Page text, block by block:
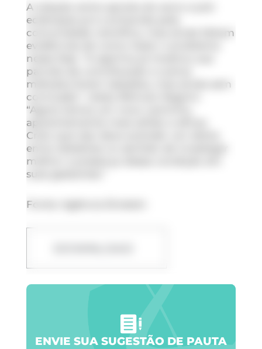
A relação entre apneia do sono e pré-
eclâmpsia já é conhecida pela
comunidade científica, mas ainda faltam
evidências de como tratar o problema
nessa fase. “A aspirina já mostrou sua
parcela de contribuição e outros
métodos foram testados, mas ainda sem
conclusão”, relata Rômulo Negrini.
“Agora temos um novo caminho,
aparentemente mais sólido e eficaz.
Creio que isso deva acender um alerta
entre obstetras no sentido de investigar
melhor a presença dessa condição em
suas gestantes.”
Fonte: Agência Einstein
ENVIE SUA SUGESTÃO DE PAUTA